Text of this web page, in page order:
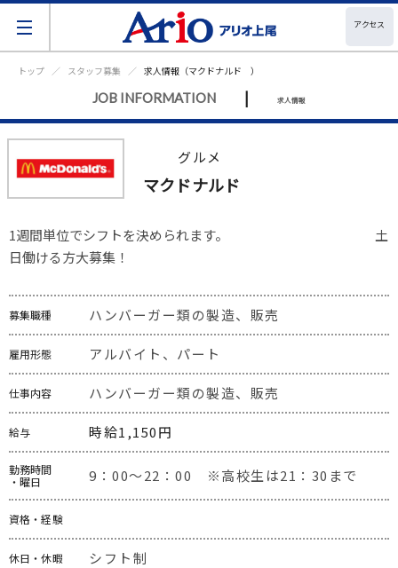
アクセス
トップ スタッフ募集 求人情報（マクドナルド ）
JOB INFORMATION | 求人情報
グルメ
マクドナルド
1週間単位でシフトを決められます。　　　　　　　　　　　土
日働ける方大募集！
募集職種 ハンバーガー類の製造、販売
雇用形態 アルバイト、パート
仕事内容 ハンバーガー類の製造、販売
給与 時給1,150円
勤務時間
・曜日
9：00～22：00　※高校生は21：30まで
資格・経験
休日・休暇 シフト制